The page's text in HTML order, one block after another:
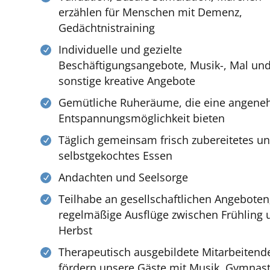
erzählen für Menschen mit Demenz,
Gedächtnistraining
Individuelle und gezielte
Beschäftigungsangebote, Musik-, Mal und
sonstige kreative Angebote
Gemütliche Ruheräume, die eine
Entspannungsmöglichkeit bieten
Täglich gemeinsam frisch zubereitetes
selbstgekochtes Essen
Andachten und Seelsorge
Teilhabe an gesellschaftlichen
regelmäßige Ausflüge zwischen Frühling
Herbst
Therapeutisch ausgebildete